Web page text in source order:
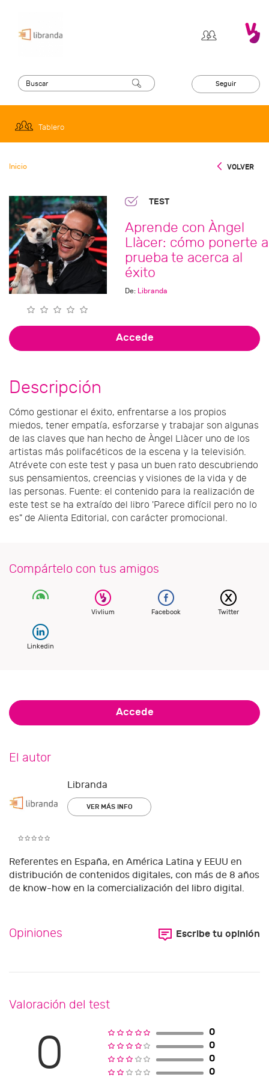
Seguir
Tablero
Inicio VOLVER
TEST
Aprende con Àngel
Llàcer: cómo ponerte a
prueba te acerca al
éxito
De: Libranda
Accede
Descripción
Cómo gestionar el éxito, enfrentarse a los propios
miedos, tener empatía, esforzarse y trabajar son algunas
de las claves que han hecho de Àngel Llàcer uno de los
artistas más polifacéticos de la escena y la televisión.
Atrévete con este test y pasa un buen rato descubriendo
sus pensamientos, creencias y visiones de la vida y de
las personas. Fuente: el contenido para la realización de
este test se ha extraído del libro 'Parece difícil pero no lo
es" de Alienta Editorial, con carácter promocional.
Compártelo con tus amigos
Vivlium Facebook Twitter
Linkedin
Accede
El autor
Libranda
VER MÁS INFO
Referentes en España, en América Latina y EEUU en
distribución de contenidos digitales, con más de 8 años
de know-how en la comercialización del libro digital.
Opiniones Escribe tu opinión
Valoración del test
0
0
0
0
0